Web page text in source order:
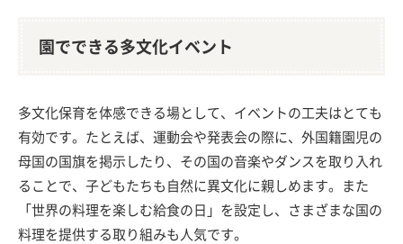
園でできる多文化イベント
多文化保育を体感できる場として、イベントの工夫はとても
有効です。たとえば、運動会や発表会の際に、外国籍園児の
母国の国旗を掲示したり、その国の音楽やダンスを取り入れ
ることで、子どもたちも自然に異文化に親しめます。また
「世界の料理を楽しむ給食の日」を設定し、さまざまな国の
料理を提供する取り組みも人気です。